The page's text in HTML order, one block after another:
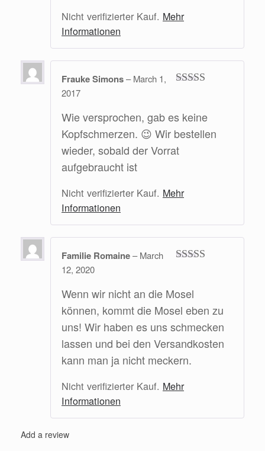
Nicht verifizierter Kauf. Mehr
Informationen
Frauke Simons– March 1,
2017
Wie versprochen, gab es keine
Kopfschmerzen. 😉 Wir bestellen
wieder, sobald der Vorrat
aufgebraucht ist
Nicht verifizierter Kauf. Mehr
Informationen
Familie Romaine– March
12, 2020
Wenn wir nicht an die Mosel
können, kommt die Mosel eben zu
uns! Wir haben es uns schmecken
lassen und bei den Versandkosten
kann man ja nicht meckern.
Nicht verifizierter Kauf. Mehr
Informationen
Add a review